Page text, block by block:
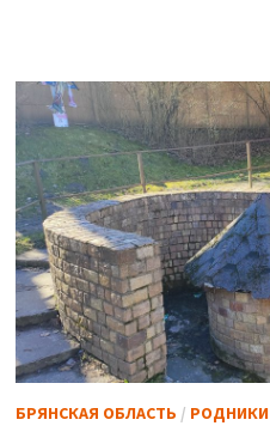
БРЯНСКАЯ ОБЛАСТЬ / РОДНИКИ